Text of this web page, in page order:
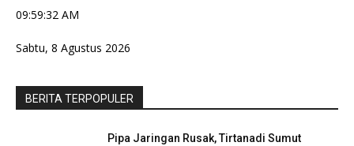
09:59:33 AM
Sabtu, 8 Agustus 2026
BERITA TERPOPULER
Pipa Jaringan Rusak, Tirtanadi Sumut